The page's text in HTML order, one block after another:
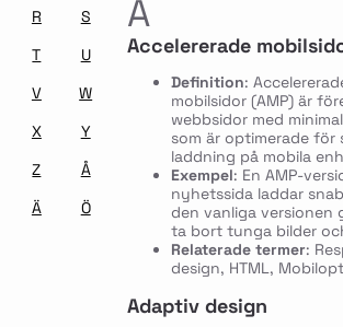
R
S
T
U
V
W
X
Y
Z
Å
Ä
Ö
A
Accelererade
Definition:
mobilsidor (AMP) är
webbsidor med
som är optimerade för
laddning på mobila
Exempel: En AMP-
nyhetssida laddar
den vanliga versionen
ta bort tunga bilder
Relaterade termer:
design, HTML,
Adaptiv design